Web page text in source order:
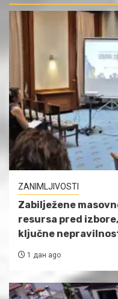
ZANIMLJIVOSTI
Zabilježene
resursa pred
ključne
1 дан ago